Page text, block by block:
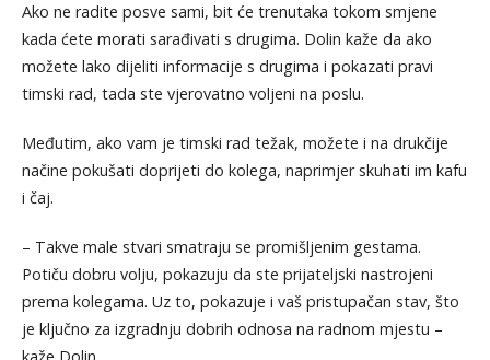
Ako ne radite posve sami, bit će trenutaka tokom smjene
kada ćete morati sarađivati s drugima. Dolin kaže da ako
možete lako dijeliti informacije s drugima i pokazati pravi
timski rad, tada ste vjerovatno voljeni na poslu.
Međutim, ako vam je timski rad težak, možete i na drukčije
načine pokušati doprijeti do kolega, naprimjer skuhati im kafu
i čaj.
– Takve male stvari smatraju se promišljenim gestama.
Potiču dobru volju, pokazuju da ste prijateljski nastrojeni
prema kolegama. Uz to, pokazuje i vaš pristupačan stav, što
je ključno za izgradnju dobrih odnosa na radnom mjestu –